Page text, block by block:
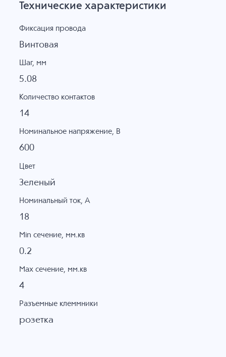
Технические характеристики
Фиксация провода
Винтовая
Шаг, мм
5.08
Количество контактов
14
Номинальное напряжение, B
600
Цвет
Зеленый
Номинальный ток, А
18
Min сечение, мм.кв
0.2
Max сечение, мм.кв
4
Разъемные клеммники
розетка